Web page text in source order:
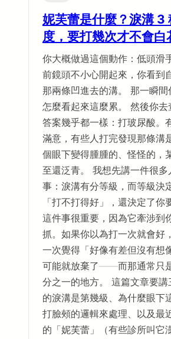
妮芙蕾是什麼？淚溝 3
度，要打幾次才不會白
你大概做過這個動作：低頭滑
前鏡頭不小心開起來，你看到
那兩條凹進去的溝。 那一瞬間
怎麼看起來這麼累。 然後你去
答案幾乎都一樣：打玻尿酸。
滿意，有些人打完發現那條溝
個眼下變得腫腫的、怪怪的，
至還泛青。 我想先講一件很多
事：淚溝有分等級，而等級決
「打不打得好」，還決定了你
這件事很重要，因為它牽涉到
抓。如果你以為打一次就會好
一次覺得「好像有差但沒有想
可能就放棄了——而那通常只
分之一的地方。 這篇文章要講
的淚溝是第幾級、為什麼眼下
打臉頰的邏輯來處理、以及最
的「妮芙蕾」（有些診所叫它